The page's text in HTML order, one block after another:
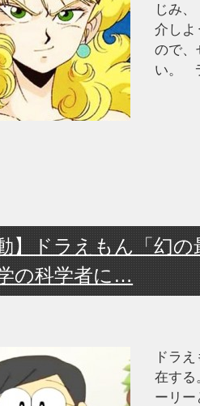
じみ
介しよ
ので、
い。
動】ドラえもん「幻
の科学者に…
ドラ
在する
ーリー